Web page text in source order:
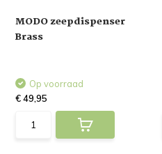
MODO zeepdispenser
Brass
Op voorraad
€ 49,95